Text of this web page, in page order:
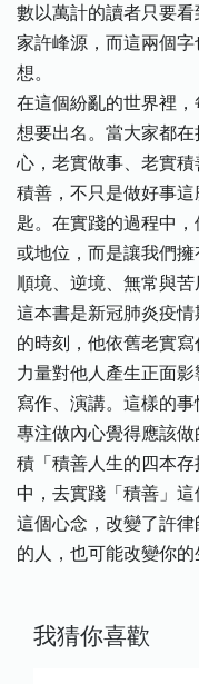
數以萬計的讀者只要
家許峰源，而這兩個
想。
在這個紛亂的世界裡，
想要出名。當大家都
心，老實做事、老實積
積善，不只是做好事
匙。在實踐的過程中
或地位，而是讓我們
順境、逆境、無常與苦
這本書是新冠肺炎疫
的時刻，他依舊老實
力量對他人產生正面
寫作、演講。這樣的
專注做內心覺得應該
積「積善人生的四本
中，去實踐「積善」這
這個心念，改變了許
的人，也可能改變你的
我猜你喜歡